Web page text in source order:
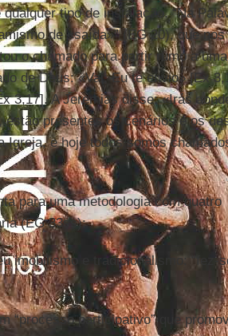
tipo de instalação. “Na
de «saída»” (EG 20), que nos
o chamado para partir rumo a
de Deus: «Vai; Eu te envio» [Ex
3,17]. A Jeremias disse: «Irás
presentes os cenários e os
Igreja, e hoje todos somos
para uma metodologia com quatro
(EG 33ss):
imobilismo e tradicionalismo: “fez-
“processo participativo” que